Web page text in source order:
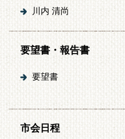
川内 清尚
要望書・報告書
要望書
市会日程